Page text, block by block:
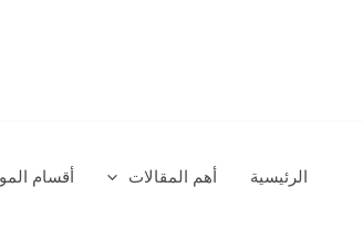
الرئيسية أهم المقالات أقسام